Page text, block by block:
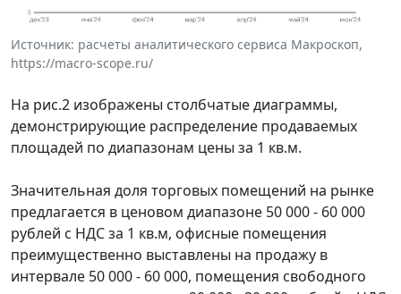
Источник: расчеты аналитического сервиса Макроскоп,
https://macro-scope.ru/
На рис.2 изображены столбчатые диаграммы,
демонстрирующие распределение продаваемых
площадей по диапазонам цены за 1 кв.м.
Значительная доля торговых помещений на рынке
предлагается в ценовом диапазоне 50 000 - 60 000
рублей с НДС за 1 кв.м, офисные помещения
преимущественно выставлены на продажу в
интервале 50 000 - 60 000, помещения свободного